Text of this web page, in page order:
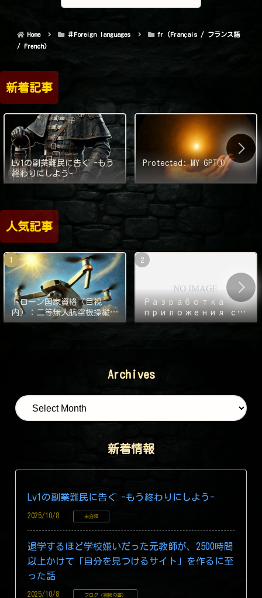
Home ＃Foreign languages
fr (Français / フランス語
/ French)
新着記事
Lv1の副業難民に告ぐ -もう
終わりにしよう-
Protected: MY GPT①
人気記事
ドローン国家資格（目視
内）：二等無人航空機操縦士
の実技審査の対策
Разработка
приложения с
нуля — 1000
Archives
新着情報
Lv1の副業難民に告ぐ -もう終わりにしよう-
2025/10/8 未分類
退学するほど学校嫌いだった元教師が、2500時間
以上かけて「自分を見つけるサイト」を作るに至
った話
2025/10/8 ブログ（冒険の書）